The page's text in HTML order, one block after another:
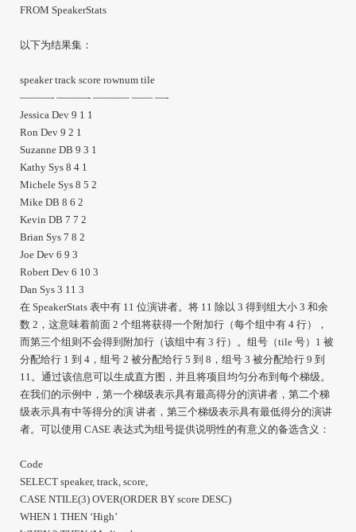
FROM SpeakerStats
以下为结果集：
speaker track score rownum tile
———- ———- ———– —— —-
Jessica Dev 9 1 1
Ron Dev 9 2 1
Suzanne DB 9 3 1
Kathy Sys 8 4 1
Michele Sys 8 5 2
Mike DB 8 6 2
Kevin DB 7 7 2
Brian Sys 7 8 2
Joe Dev 6 9 3
Robert Dev 6 10 3
Dan Sys 3 11 3
在 SpeakerStats 表中有 11 位演讲者。将 11 除以 3 得到组大小 3 和余
数 2，这意味着前面 2 个组将获得一个附加行（每个组中有 4 行），
而第三个组则不会得到附加行（该组中有 3 行）。组号（tile 号）1 被
分配给行 1 到 4，组号 2 被分配给行 5 到 8，组号 3 被分配给行 9 到
11。通过该信息可以生成直方图，并且将项目均匀分布到每个梯级。
在我们的示例中，第一个梯级表示具有最高得分的演讲者，第二个梯
级表示具有中等得分的演 讲者，第三个梯级表示具有最低得分的演讲
者。可以使用 CASE 表达式为组号提供说明性的有意义的备选含义：
Code
SELECT speaker, track, score,
CASE NTILE(3) OVER(ORDER BY score DESC)
WHEN 1 THEN ‘High’